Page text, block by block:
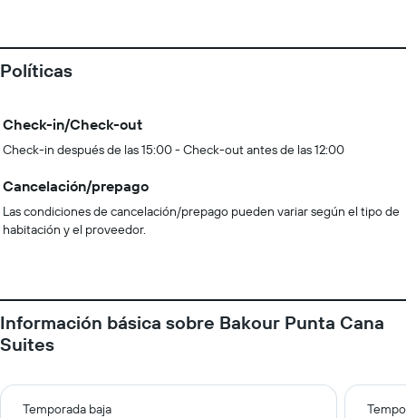
Políticas
Check-in/Check-out
Check-in después de las 15:00 - Check-out antes de las 12:00
Cancelación/prepago
Las condiciones de cancelación/prepago pueden variar según el tipo de
habitación y el proveedor.
Información básica sobre Bakour Punta Cana
Suites
Temporada baja